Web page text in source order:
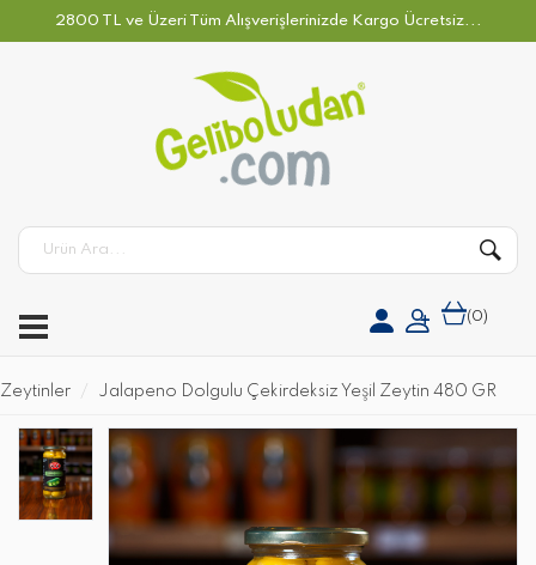
2800 TL ve Üzeri Tüm Alışverişlerinizde Kargo Ücretsiz...
(0)
Zeytinler Jalapeno Dolgulu Çekirdeksiz Yeşil Zeytin 480 GR